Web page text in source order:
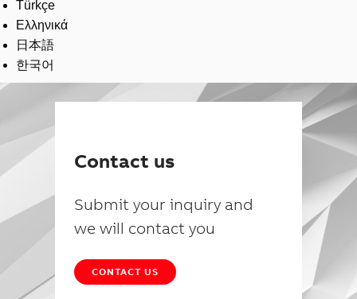
Türkçe
Ελληνικά
日本語
한국어
Contact us
Submit your inquiry and
we will contact you
CONTACT US